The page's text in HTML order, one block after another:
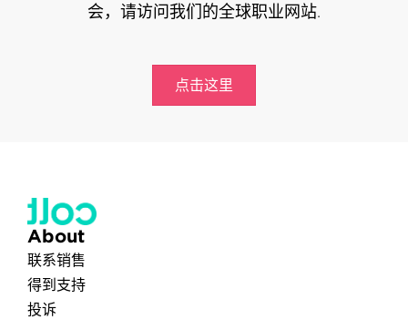
会，请访问我们的全球职业网站.
点击这里
About
联系销售
得到支持
投诉